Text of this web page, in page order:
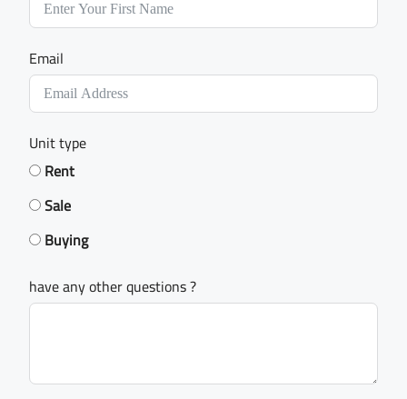
Email
Unit type
Rent
Sale
Buying
have any other questions ?